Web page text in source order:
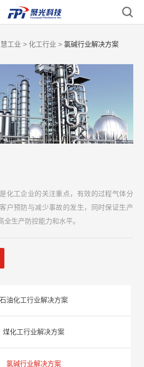
工业 > 化工行业 > 氯碱行业解决方案
化工企业的关注重点，有效的过程气体分
户预防与减少事故的发生，同时保证生产
全生产防控能力和水平。
石油化工行业解决方案
煤化工行业解决方案
氯碱行业解决方案